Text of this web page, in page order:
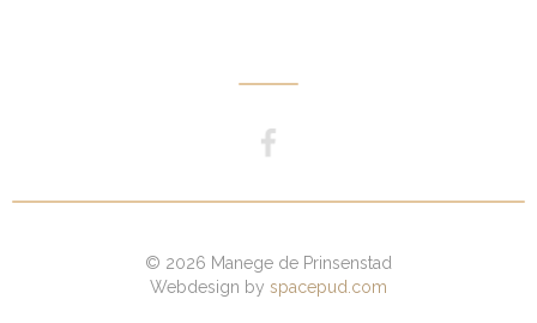
© 2026 Manege de Prinsenstad
Webdesign by spacepud.com